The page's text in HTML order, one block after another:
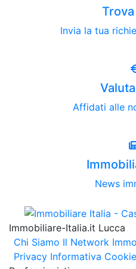
Invia la tua
Affidati alle
News
Immobiliare-Italia.it Lucca
Chi Siamo Il Network
Privacy Informativa Cookie